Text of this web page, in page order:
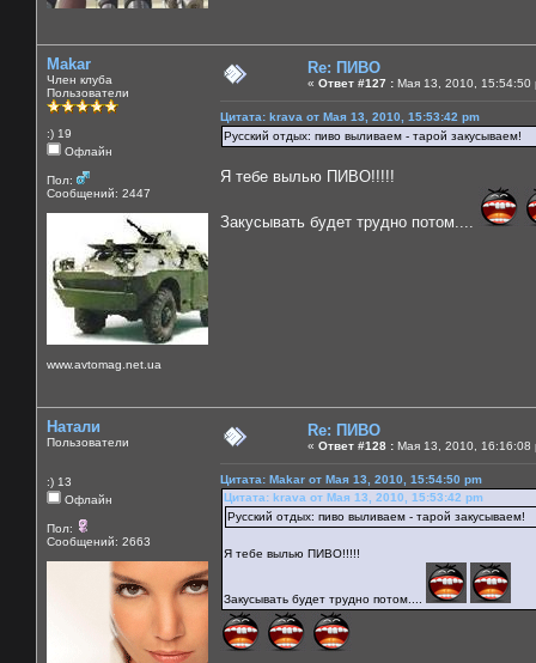
Makar
Член клуба
Пользователи
:) 19
Офлайн
Пол:
Сообщений: 2447
www.avtomag.net.ua
Re: ПИВО
« Ответ #127 : Мая 13, 2010, 15:54:50
Цитата: krava от Мая 13, 2010, 15:53:42 pm
Русский отдых: пиво выливаем - тарой закусываем!
Я тебе вылью ПИВО!!!!!
Закусывать будет трудно потом....
Натали
Пользователи
:) 13
Офлайн
Пол:
Сообщений: 2663
Re: ПИВО
« Ответ #128 : Мая 13, 2010, 16:16:08
Цитата: Makar от Мая 13, 2010, 15:54:50 pm
Цитата: krava от Мая 13, 2010, 15:53:42 pm
Русский отдых: пиво выливаем - тарой закусываем!
Я тебе вылью ПИВО!!!!!
Закусывать будет трудно потом....